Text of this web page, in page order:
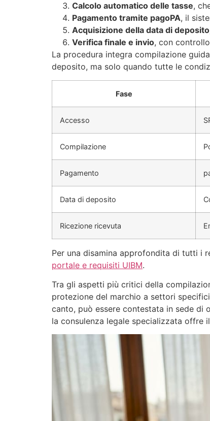
Calcolo automatico delle tasse,
Pagamento tramite pagoPA, il
Acquisizione della data di deposito
Verifica finale e invio, con
La procedura integra compilazione
deposito, ma solo quando tutte le
Fase
Accesso
Compilazione
Pagamento
Data di deposito
Ricezione ricevuta
Per una disamina approfondita di tutti i
portale e requisiti UIBM.
Tra gli aspetti più critici della
protezione del marchio a settori
canto, può essere contestata in sede di
la consulenza legale specializzata offre